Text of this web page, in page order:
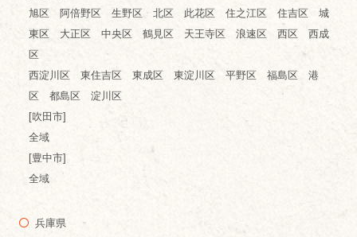
旭区 阿倍野区 生野区 北区 此花区 住之江区 住吉区 城
東区 大正区 中央区 鶴見区 天王寺区 浪速区 西区 西成
区
西淀川区 東住吉区 東成区 東淀川区 平野区 福島区 港
区 都島区 淀川区
[吹田市]
全域
[豊中市]
全域
兵庫県